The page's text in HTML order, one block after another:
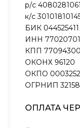
р/с
к/с
БИК 044525411
ИНН
КПП
ОКОНХ 96120
ОКПО
ОГРНИП
ОПЛАТА